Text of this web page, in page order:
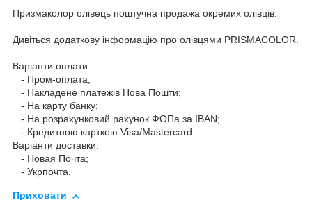
Призмаколор олівець поштучна продажа окремих олівців.
Дивіться додаткову інформацію про олівцями PRISMACOLOR.
Варіанти оплати:
- Пром-оплата,
- Накладене платежів Нова Пошти;
- На карту банку;
- На розрахунковий рахунок ФОПа за IBAN;
- Кредитною карткою Visa/Mastercard.
Варіанти доставки:
- Новая Почта;
- Укрпочта.
Приховати